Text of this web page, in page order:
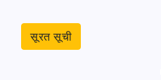
सूरत सूची